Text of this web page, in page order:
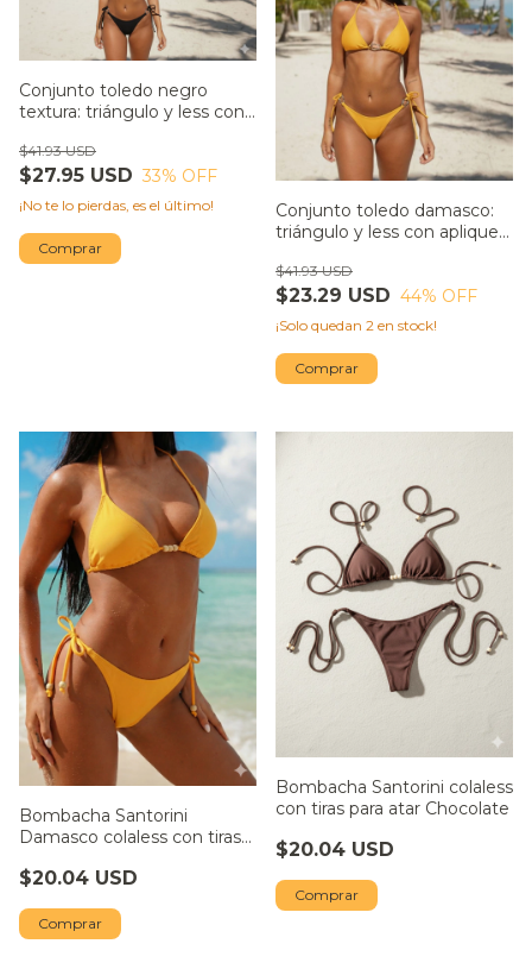
Conjunto toledo negro
textura: triángulo y less con
$27.95 USD
$41.93 USD
33% OFF
¡No te lo pierdas, es el último!
Comprar
Conjunto toledo damasco:
triángulo y less con aplique
$23.29 USD
$41.93 USD
44% OFF
¡Solo quedan 2 en stock!
Comprar
Bombacha Santorini
Damasco colaless con tiras
$20.04 USD
Comprar
Bombacha Santorini colaless
con tiras para atar Chocolate
$20.04 USD
Comprar